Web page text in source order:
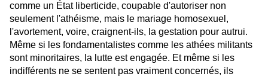
comme un État liberticide, coupable d'autoriser non
seulement l'athéisme, mais le mariage homosexuel,
l'avortement, voire, craignent-ils, la gestation pour autrui.
Même si les fondamentalistes comme les athées militants
sont minoritaires, la lutte est engagée. Et même si les
indifférents ne se sentent pas vraiment concernés, ils